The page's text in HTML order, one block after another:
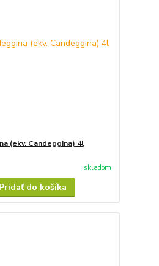
(ekv. Candeggina) 4l
skladom
Pridať do košíka